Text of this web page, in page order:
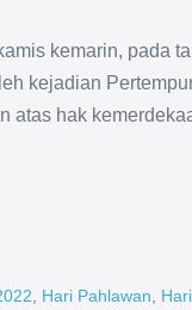
kemarin, pada
kejadian
atas hak
Hari Pahlawan